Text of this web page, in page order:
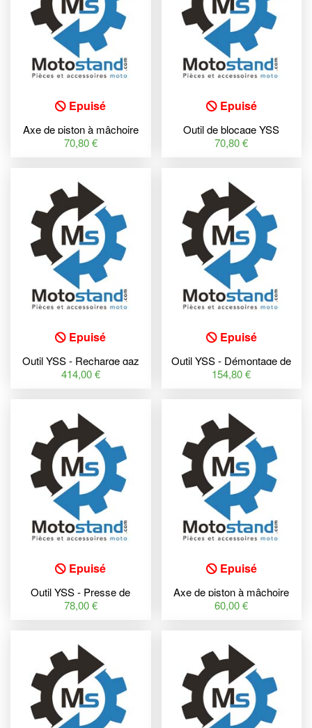
Epuisé
Axe de piston à mâchoire
souple YSS
70,80 €
Epuisé
Outil de blocage YSS
70,80 €
Epuisé
Outil YSS - Recharge gaz
414,00 €
Epuisé
Outil YSS - Démontage de
bague
154,80 €
Epuisé
Outil YSS - Presse de
bague
78,00 €
Epuisé
Axe de piston à mâchoire
souple YSS
60,00 €